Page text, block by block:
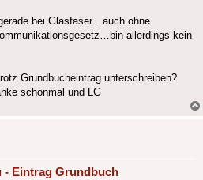
bei Glasfaser…auch ohne
allerdings kein
Grundbucheintrag unterschreiben?
schonmal und LG
- Eintrag Grundbuch